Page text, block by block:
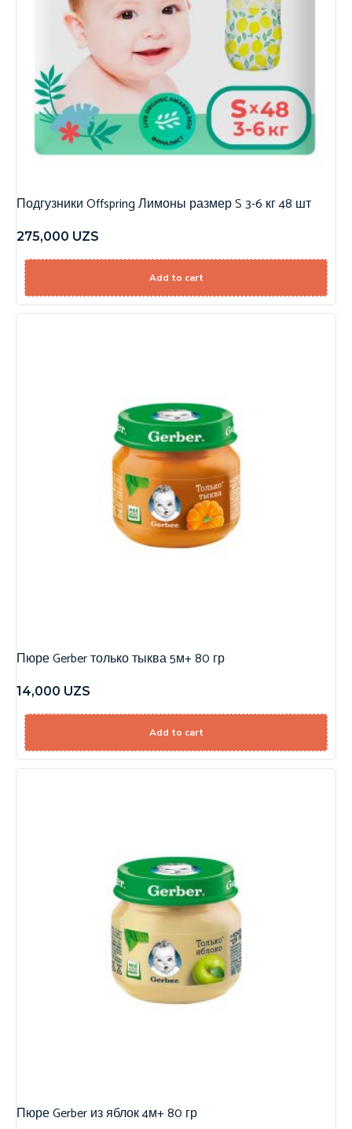
Подгузники Offspring Лимоны размер S 3-6 кг 48 шт
275,000 UZS
Add to cart
Пюре Gerber только тыква 5м+ 80 гр
14,000 UZS
Add to cart
Пюре Gerber из яблок 4м+ 80 гр